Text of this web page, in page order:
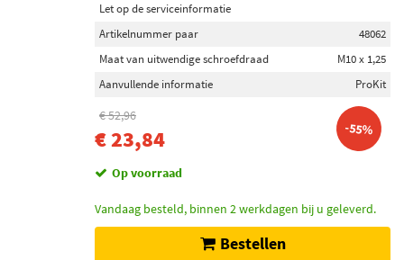
Let op de serviceinformatie
Artikelnummer paar
48062
Maat van uitwendige schroefdraad
M10 x 1,25
Aanvullende informatie
ProKit
€ 52,96
€ 23,84 -55%
Op voorraad
Vandaag besteld, binnen 2 werkdagen bij u geleverd.
Bestellen